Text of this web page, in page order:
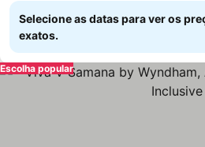
Selecione as datas para ver os
exatos.
Escolha popular